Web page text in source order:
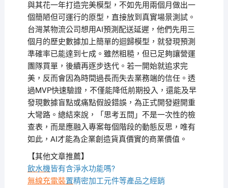
與其花一年打造完美模型，不如先用兩個月做出一
個簡陋但可運行的原型，直接放到真實場景測試。
台灣某物流公司想用AI預測配送延遲，他們先用三
個月的歷史數據加上簡單的迴歸模型，就發現預測
準確率已能達到七成。雖然粗糙，但已足夠讓營運
團隊買單，後續再逐步迭代。若一開始就追求完
美，反而會因為時間過長而失去業務端的信任。透
過MVP快速驗證，不僅能降低前期投入，還能及早
發現數據盲點或痛點假設錯誤，為正式開發避開重
大彎路。總結來說，「思考五問」不是一次性的檢
查表，而是應融入專案每個階段的動態反思，唯有
如此，AI才能為企業創造貨真價實的商業價值。
【其他文章推薦】
飲水機皆有含淨水功能嗎?
無線充電裝置精密加工元件等產品之經銷